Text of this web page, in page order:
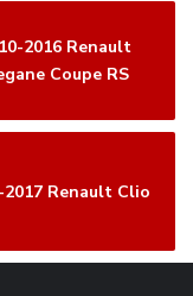
2016 Renault
Coupe RS
2017 Renault Clio